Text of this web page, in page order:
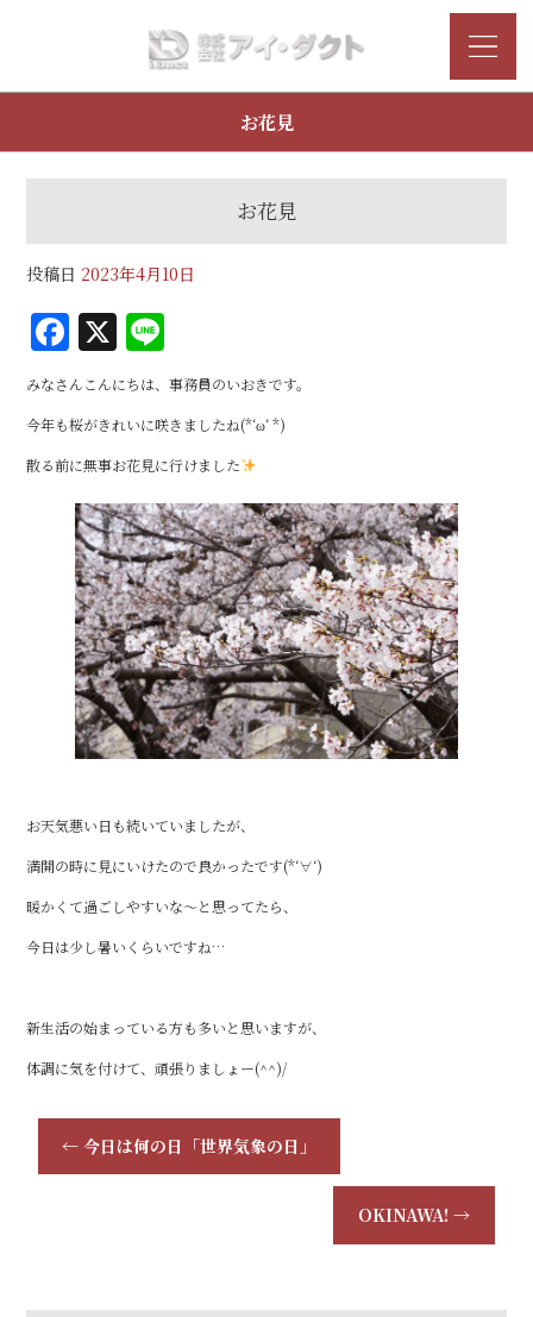
お花見
お花見
投稿日 2023年4月10日
F
a
c
e
b
o
o
k
X
n
e
みなさんこんにちは、事務員のいおきです。
今年も桜がきれいに咲きましたね(*‘ω‘ *)
散る前に無事お花見に行けました
お天気悪い日も続いていましたが、
満開の時に見にいけたので良かったです(*‘∀‘)
暖かくて過ごしやすいな～と思ってたら、
今日は少し暑いくらいですね…
新生活の始まっている方も多いと思いますが、
体調に気を付けて、頑張りましょー(^^)/
← 今日は何の日「世界気象の日」
OKINAWA! →